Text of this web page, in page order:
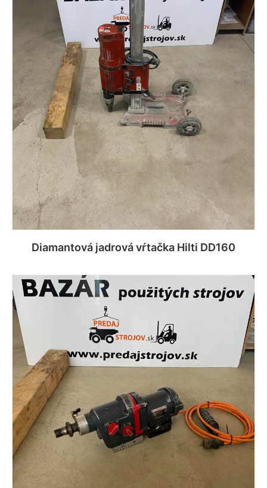
Viac info
Diamantová jadrová vŕtačka Hilti DD160
Viac info